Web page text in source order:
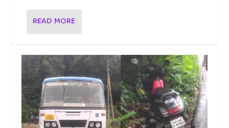
READ MORE